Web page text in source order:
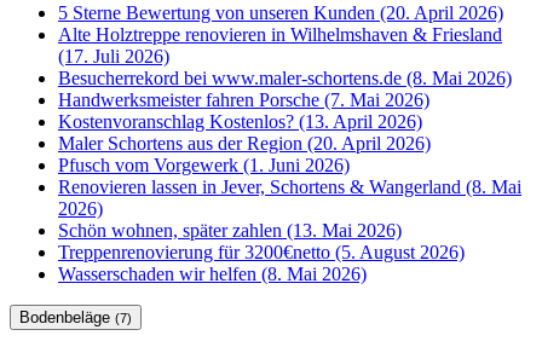
5 Sterne Bewertung von unseren Kunden (20. April 2026)
Alte Holztreppe renovieren in Wilhelmshaven & Friesland
(17. Juli 2026)
Besucherrekord bei www.maler-schortens.de (8. Mai 2026)
Handwerksmeister fahren Porsche (7. Mai 2026)
Kostenvoranschlag Kostenlos? (13. April 2026)
Maler Schortens aus der Region (20. April 2026)
Pfusch vom Vorgewerk (1. Juni 2026)
Renovieren lassen in Jever, Schortens & Wangerland (8. Mai
2026)
Schön wohnen, später zahlen (13. Mai 2026)
Treppenrenovierung für 3200€netto (5. August 2026)
Wasserschaden wir helfen (8. Mai 2026)
Bodenbeläge (7)